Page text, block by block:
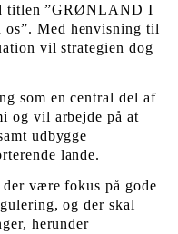
titlen ”GRØNLAND I
Med henvisning til
vil strategien dog
som en central del af
og vil arbejde på at
udbygge
lande.
være fokus på gode
og der skal
herunder